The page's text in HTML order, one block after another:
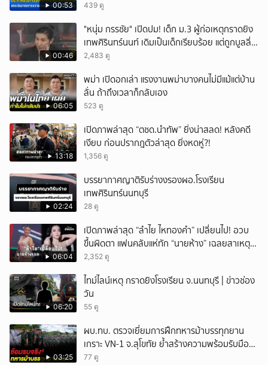
00:53 439 ดู
00:46
"หนุ่ม กรรชัย" เปิดปม! เด็ก ม.3 ผู้ก่อเหตุกราดยิง
เทพศิรินทร์นนท์ เดิมเป็นเด็กเรียบร้อย แต่ถูกบูลลี่
หนัก คาดแรงกดดันสะสมกลายเป็นแรงแค้น จนก่อ
2,483 ดู
06:05
พม่า เปิดอกเล่า แรงงานพม่าบางคนไม่มีแม้แต่บ้าน
ลั่น ถ้าถึงเวลาก็กลับเอง
523 ดู
13:18
เปิดภาพล่าสุด “ตชด.นำทัพ” ยิ่งน่าสลด! หลังคดี
เงียบ ก่อนปรากฎตัวล่าสุด ยิ่งหดหู่?!
1,356 ดู
02:24
บรรยากาศญาติรับร่างงรองผอ.โรงเรียน
เทพศิรินทร์นนทบุรี
28 ดู
06:04
เปิดภาพล่าสุด “ลำไย ไหทองคำ” เปลี่ยนไป! อวบ
ขึ้นผิดตา แฟนคลับแห่ทัก “นายห้าง” เฉลยสาเหตุ
ชัด!
2,352 ดู
06:20
ไทม์ไลน์เหตุ กราดยิงโรงเรียน จ.นนทบุรี | ข่าวช่อง
วัน
55 ดู
03:25
ผบ.ทบ. ตรวจเยี่ยมการฝึกทหารม้าบรรทุกยาน
เกราะ VN-1 จ.สุโขทัย ย้ำสร้างความพร้อมรับมือ
ทุกสถานการณ์
77 ดู